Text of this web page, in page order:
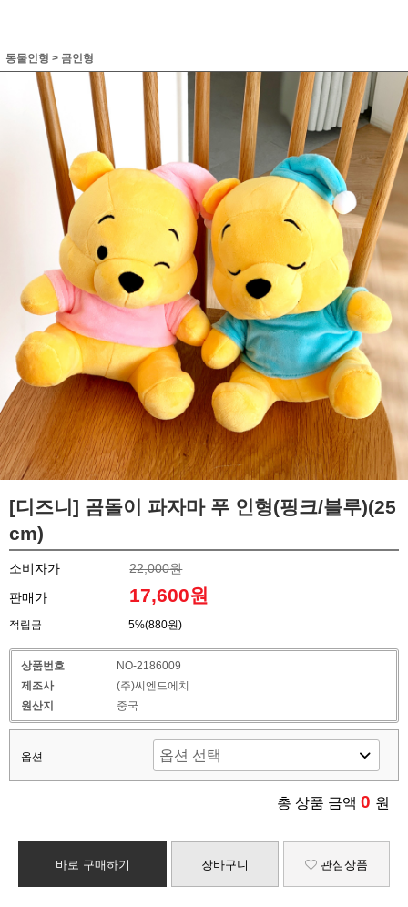
동물인형 > 곰인형
[디즈니] 곰돌이 파자마 푸 인형(핑크/블루)(25
cm)
소비자가
22,000원
판매가
17,600원
적립금 5%(880원)
상품번호
NO-2186009
제조사
(주)씨엔드에치
원산지
중국
옵션
총 상품 금액 0 원
바로 구매하기 장바구니 관심상품